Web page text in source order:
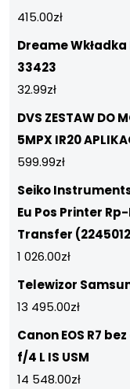
415.00zł
Dreame
33423
32.99zł
DVS ZESTAW DO
5MPX IR20
599.99zł
Seiko
Eu Pos Printer
Transfer
1 026.00zł
Telewizor
13 495.00zł
Canon EOS R7
f/4 L IS USM
14 548.00zł